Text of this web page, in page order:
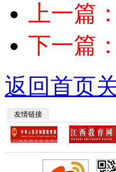
上一篇：
下一篇：
返回首页
友情链接